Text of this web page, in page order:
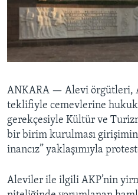
HAYATTAN
SANAT
BIZI TAKIP EDIN
Diller
ANKARA — Alevi örgütleri,
teklifiyle cemevlerine
gerekçesiyle Kültür ve
bir birim kurulması
inancız” yaklaşımıyla
Aleviler ile ilgili AKP’nin